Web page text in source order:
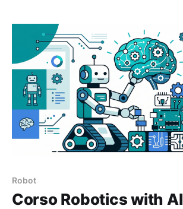
Robot
Corso Robotics with AI